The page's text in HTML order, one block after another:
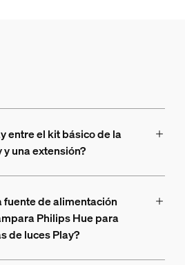
entre el kit básico de la
una extensión?
fuente de alimentación
Philips Hue para
de luces Play?